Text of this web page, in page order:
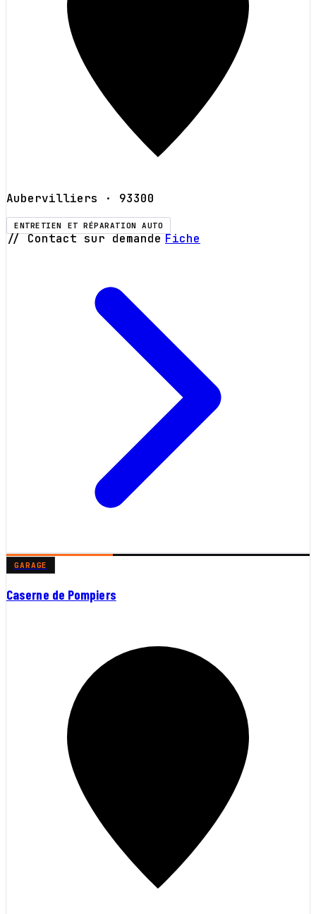
Aubervilliers · 93300
ENTRETIEN ET RÉPARATION AUTO
// Contact sur demande Fiche
GARAGE
Caserne de Pompiers